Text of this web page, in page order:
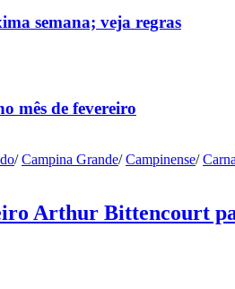
semana; veja regras
mês de fevereiro
/ Campina Grande/ Campinense/
Arthur Bittencourt